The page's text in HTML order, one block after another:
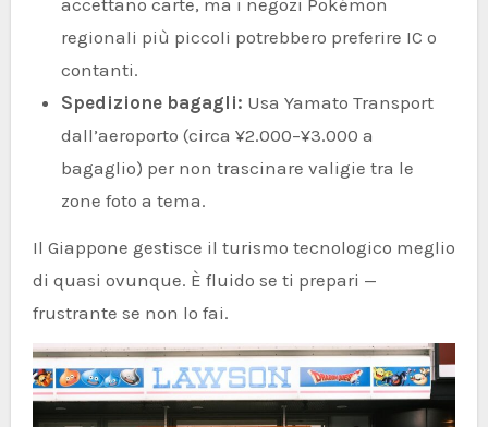
regionali più piccoli potrebbero preferire IC o
contanti.
Spedizione bagagli: Usa Yamato Transport
dall’aeroporto (circa ¥2.000–¥3.000 a
bagaglio) per non trascinare valigie tra le
zone foto a tema.
Il Giappone gestisce il turismo tecnologico meglio
di quasi ovunque. È fluido se ti prepari —
frustrante se non lo fai.